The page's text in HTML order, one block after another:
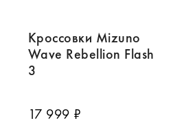
Кроссовки Mizuno
Wave Rebellion Flash
3
17 999 ₽